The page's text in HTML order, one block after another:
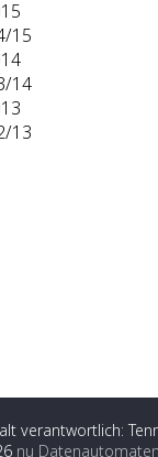
15
14
13
verantwortlich:
nu